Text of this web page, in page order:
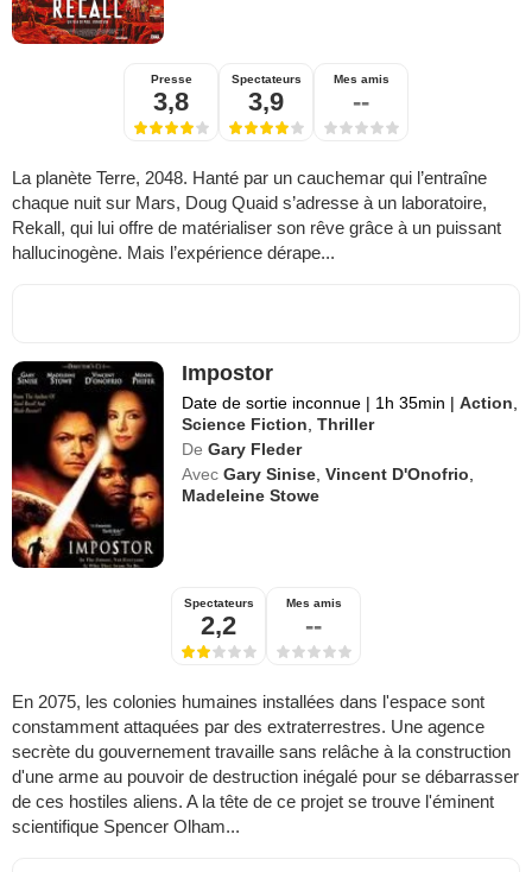
Presse
3,8
Spectateurs
3,9
Mes amis
--
La planète Terre, 2048. Hanté par un cauchemar qui l’entraîne
chaque nuit sur Mars, Doug Quaid s’adresse à un laboratoire,
Rekall, qui lui offre de matérialiser son rêve grâce à un puissant
hallucinogène. Mais l’expérience dérape...
Impostor
Date de sortie inconnue | 1h 35min | Action
Science Fiction ,Thriller
De Gary Fleder
Avec Gary Sinise ,Vincent D'Onofrio
Madeleine Stowe
Spectateurs
2,2
Mes amis
--
En 2075, les colonies humaines installées dans l'espace sont
constamment attaquées par des extraterrestres. Une agence
secrète du gouvernement travaille sans relâche à la construction
d'une arme au pouvoir de destruction inégalé pour se débarrasser
de ces hostiles aliens. A la tête de ce projet se trouve l'éminent
scientifique Spencer Olham...